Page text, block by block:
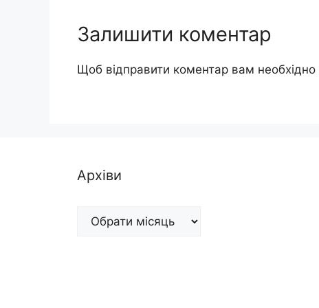
Залишити коментар
Щоб відправити коментар вам необхідно
Архіви
Архіви